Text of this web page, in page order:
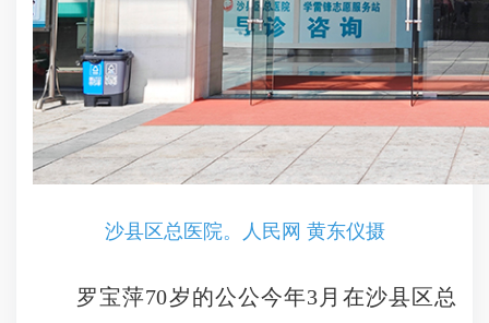
沙县区总医院。人民网 黄东仪摄
罗宝萍70岁的公公今年3月在沙县区总